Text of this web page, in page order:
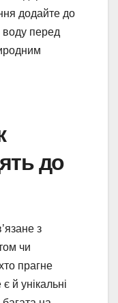
додайте до
воду перед
до
з
чи
прагне
й унікальні